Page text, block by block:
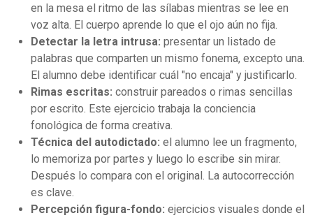
en la mesa el ritmo de las sílabas mientras se lee en
voz alta. El cuerpo aprende lo que el ojo aún no fija.
Detectar la letra intrusa: presentar un listado de
palabras que comparten un mismo fonema, excepto una.
El alumno debe identificar cuál "no encaja" y justificarlo.
Rimas escritas: construir pareados o rimas sencillas
por escrito. Este ejercicio trabaja la conciencia
fonológica de forma creativa.
Técnica del autodictado: el alumno lee un fragmento,
lo memoriza por partes y luego lo escribe sin mirar.
Después lo compara con el original. La autocorrección
es clave.
Percepción figura-fondo: ejercicios visuales donde el